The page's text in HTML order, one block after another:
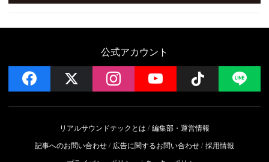
公式アカウント
facebook instagramYouTube Follow
リアルサウンドテックとは
編集部・運営情報
記事へのお問い合わせ
広告に関するお問い合わせ 採用情報